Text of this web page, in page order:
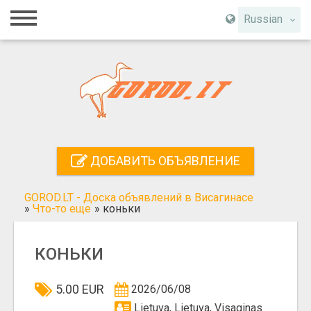
Russian
Главная
Регистрация
Поиск
ДОБАВИТЬ ОБЪЯВЛЕНИЕ
GOROD.LT - Доска объявлений в Висагинасе
» Что-то еще » коньки
КОНЬКИ
5.00 EUR
2026/06/08
Lietuva, Lietuva, Visaginas